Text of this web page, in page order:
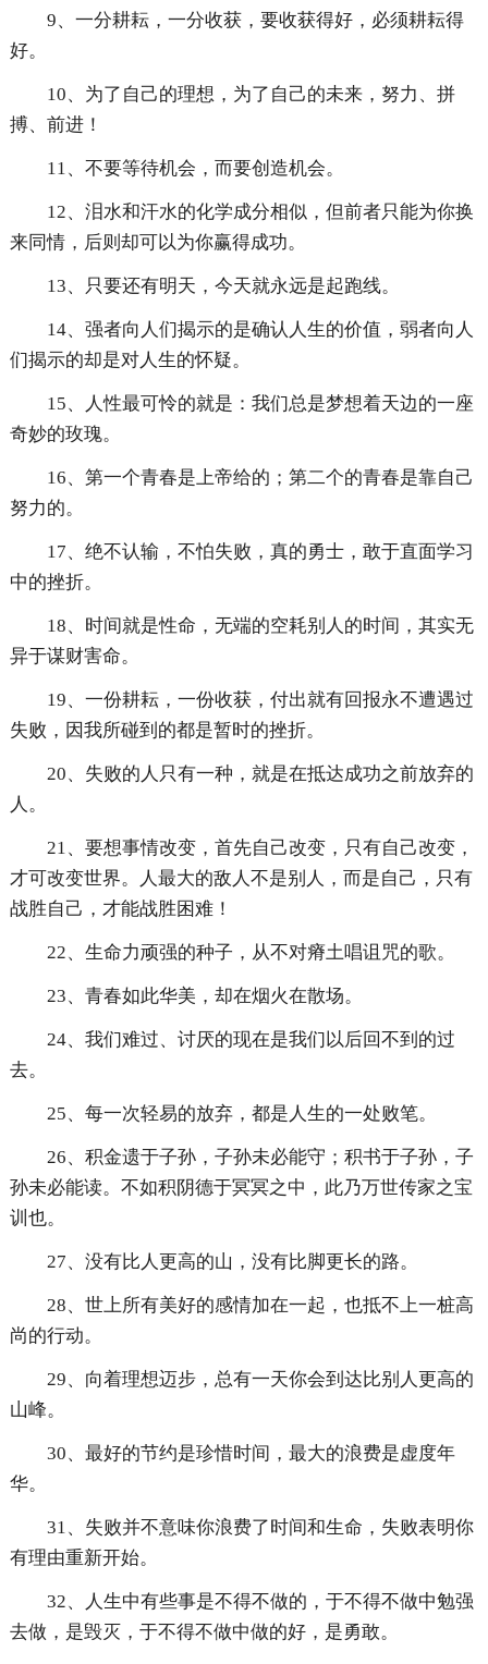
9、一分耕耘，一分收获，要收获得好，必须耕耘得
好。
10、为了自己的理想，为了自己的未来，努力、拼
搏、前进！
11、不要等待机会，而要创造机会。
12、泪水和汗水的化学成分相似，但前者只能为你换
来同情，后则却可以为你赢得成功。
13、只要还有明天，今天就永远是起跑线。
14、强者向人们揭示的是确认人生的价值，弱者向人
们揭示的却是对人生的怀疑。
15、人性最可怜的就是：我们总是梦想着天边的一座
奇妙的玫瑰。
16、第一个青春是上帝给的；第二个的青春是靠自己
努力的。
17、绝不认输，不怕失败，真的勇士，敢于直面学习
中的挫折。
18、时间就是性命，无端的空耗别人的时间，其实无
异于谋财害命。
19、一份耕耘，一份收获，付出就有回报永不遭遇过
失败，因我所碰到的都是暂时的挫折。
20、失败的人只有一种，就是在抵达成功之前放弃的
人。
21、要想事情改变，首先自己改变，只有自己改变，
才可改变世界。人最大的敌人不是别人，而是自己，只有
战胜自己，才能战胜困难！
22、生命力顽强的种子，从不对瘠土唱诅咒的歌。
23、青春如此华美，却在烟火在散场。
24、我们难过、讨厌的现在是我们以后回不到的过
去。
25、每一次轻易的放弃，都是人生的一处败笔。
26、积金遗于子孙，子孙未必能守；积书于子孙，子
孙未必能读。不如积阴德于冥冥之中，此乃万世传家之宝
训也。
27、没有比人更高的山，没有比脚更长的路。
28、世上所有美好的感情加在一起，也抵不上一桩高
尚的行动。
29、向着理想迈步，总有一天你会到达比别人更高的
山峰。
30、最好的节约是珍惜时间，最大的浪费是虚度年
华。
31、失败并不意味你浪费了时间和生命，失败表明你
有理由重新开始。
32、人生中有些事是不得不做的，于不得不做中勉强
去做，是毁灭，于不得不做中做的好，是勇敢。